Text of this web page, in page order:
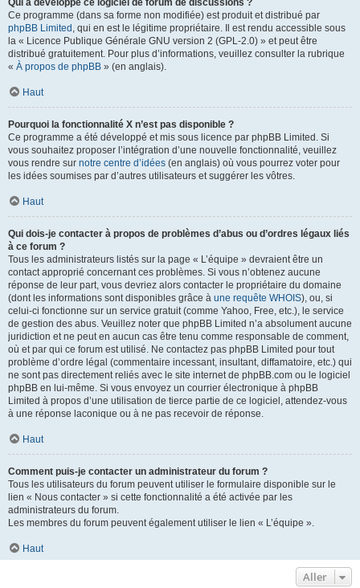
Qui a développé ce logiciel de forum de discussions ?
Ce programme (dans sa forme non modifiée) est produit et distribué par
phpBB Limited , qui en est le légitime propriétaire. Il est rendu accessible sous
la « Licence Publique Générale GNU version 2 (GPL-2.0) » et peut être
distribué gratuitement. Pour plus d’informations, veuillez consulter la rubrique
« À propos de phpBB » (en anglais).
Haut
Pourquoi la fonctionnalité X n’est pas disponible ?
Ce programme a été développé et mis sous licence par phpBB Limited. Si
vous souhaitez proposer l’intégration d’une nouvelle fonctionnalité, veuillez
vous rendre sur notre centre d’idées (en anglais) où vous pourrez voter pour
les idées soumises par d’autres utilisateurs et suggérer les vôtres.
Haut
Qui dois-je contacter à propos de problèmes d’abus ou d’ordres légaux liés
à ce forum ?
Tous les administrateurs listés sur la page « L’équipe » devraient être un
contact approprié concernant ces problèmes. Si vous n’obtenez aucune
réponse de leur part, vous devriez alors contacter le propriétaire du domaine
(dont les informations sont disponibles grâce à une requête WHOIS), ou, si
celui-ci fonctionne sur un service gratuit (comme Yahoo, Free, etc.), le service
de gestion des abus. Veuillez noter que phpBB Limited n’a absolument aucune
juridiction et ne peut en aucun cas être tenu comme responsable de comment,
où et par qui ce forum est utilisé. Ne contactez pas phpBB Limited pour tout
problème d’ordre légal (commentaire incessant, insultant, diffamatoire, etc.) qui
ne sont pas directement reliés avec le site internet de phpBB.com ou le logiciel
phpBB en lui-même. Si vous envoyez un courrier électronique à phpBB
Limited à propos d’une utilisation de tierce partie de ce logiciel, attendez-vous
à une réponse laconique ou à ne pas recevoir de réponse.
Haut
Comment puis-je contacter un administrateur du forum ?
Tous les utilisateurs du forum peuvent utiliser le formulaire disponible sur le
lien « Nous contacter » si cette fonctionnalité a été activée par les
administrateurs du forum.
Les membres du forum peuvent également utiliser le lien « L’équipe ».
Haut
Aller